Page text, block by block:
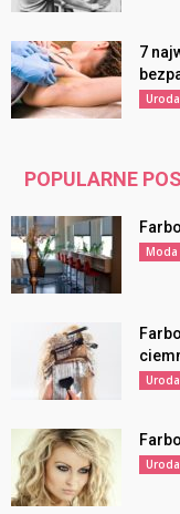
7
Uroda
POPULARNE
Moda
Uroda
Uroda